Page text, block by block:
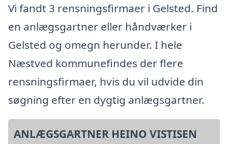
Vi fandt 3 rensningsfirmaer i Gelsted. Find
en anlægsgartner eller håndværker i
Gelsted og omegn herunder. I hele
Næstved kommunefindes der flere
rensningsfirmaer, hvis du vil udvide din
søgning efter en dygtig anlægsgartner.
ANLÆGSGARTNER HEINO VISTISEN